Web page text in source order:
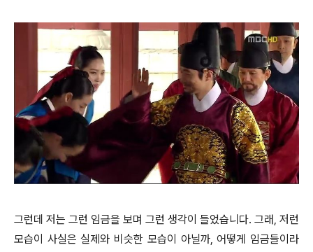
그런데 저는 그런 임금을 보며 그런 생각이 들었습니다. 그래, 저런
모습이 사실은 실제와 비슷한 모습이 아닐까, 어떻게 임금들이라